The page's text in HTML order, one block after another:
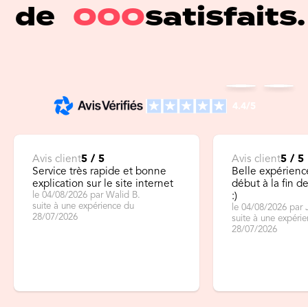
de
000satisfaits.
4.4/5
Avis client5 / 5
Service très rapide et bonne
explication sur le site internet
le 04/08/2026 par Walid B.
suite à une expérience du
28/07/2026
Avis client5 / 5
Belle
début à la fin
:)
le 04/08/2026 par
suite à une
28/07/2026